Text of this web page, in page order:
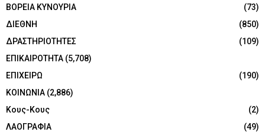
ΒΟΡΕΙΑ ΚΥΝΟΥΡΙΑ
(73)
ΔΙΕΘΝΗ
(850)
ΔΡΑΣΤΗΡΙΟΤΗΤΕΣ
(109)
ΕΠΙΚΑΙΡΟΤΗΤΑ (5,708)
ΕΠΙΧΕΙΡΩ
(190)
ΚΟΙΝΩΝΙΑ (2,886)
Κους-Κους
(2)
ΛΑΟΓΡΑΦΙΑ
(49)